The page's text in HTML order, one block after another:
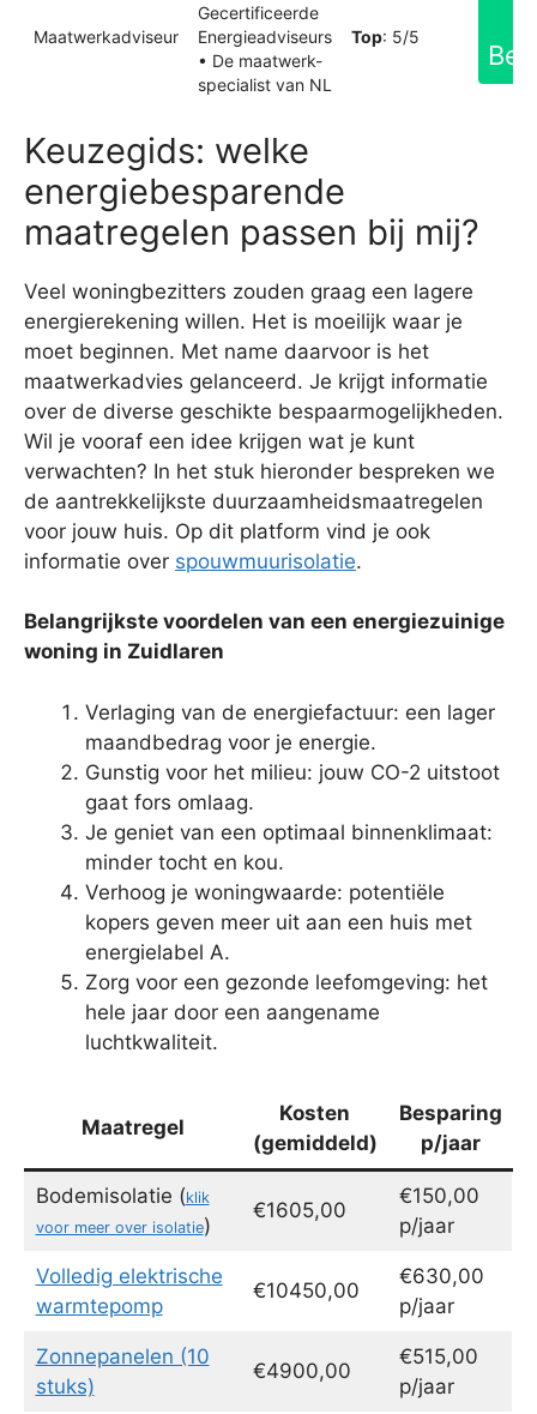
Maatwerkadviseur
Gecertificeerde
Energieadviseurs
• De maatwerk-
specialist van NL
Top: 5/5
Keuzegids: welke
energiebesparende
maatregelen passen bij mij?
Veel woningbezitters zouden graag een lagere
energierekening willen. Het is moeilijk waar je
moet beginnen. Met name daarvoor is het
maatwerkadvies gelanceerd. Je krijgt informatie
over de diverse geschikte bespaarmogelijkheden.
Wil je vooraf een idee krijgen wat je kunt
verwachten? In het stuk hieronder bespreken we
de aantrekkelijkste duurzaamheidsmaatregelen
voor jouw huis. Op dit platform vind je ook
informatie over spouwmuurisolatie.
Belangrijkste voordelen van een energiezuinige
woning in Zuidlaren
Verlaging van de energiefactuur: een lager
maandbedrag voor je energie.
Gunstig voor het milieu: jouw CO-2 uitstoot
gaat fors omlaag.
Je geniet van een optimaal binnenklimaat:
minder tocht en kou.
Verhoog je woningwaarde: potentiële
kopers geven meer uit aan een huis met
energielabel A.
Zorg voor een gezonde leefomgeving: het
hele jaar door een aangename
luchtkwaliteit.
Maatregel
Kosten
(gemiddeld)
Besparing
p/jaar
Bodemisolatie (klik
voor meer over isolatie)
€1605,00
€150,00
p/jaar
Volledig elektrische
warmtepomp
€10450,00
€630,00
p/jaar
Zonnepanelen (10
stuks)
€4900,00
€515,00
p/jaar